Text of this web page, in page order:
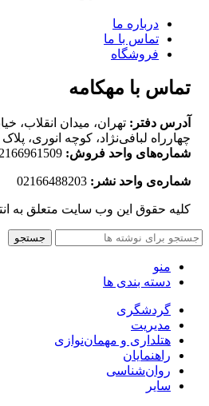
درباره ما
تماس با ما
فروشگاه
تماس با مهکامه
آدرس دفتر: تهران، میدان انقلاب،
چهارراه لبافی‌نژاد، کوچه انوری، پلاک 8، طبقه دوم
شماره‌های واحد فروش: 02166961509 و
شماره‌‌ی واحد نشر:
کلیه حقوق این وب سایت متعلق به
جستجو
منو
دسته بندی ها
گردشگری
مدیریت
هتلداری و مهمان‌نوازی
راهنمایان
روان‌شناسی
سایر